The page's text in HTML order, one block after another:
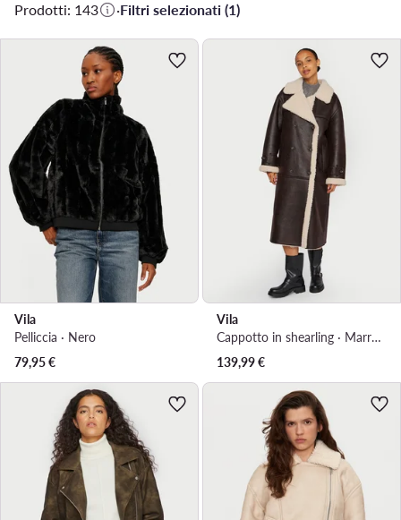
Prodotti: 143 ·Filtri selezionati (1)
Vila
Pelliccia · Nero
79,95€
Vila
Cappotto in shearling · Marrone
139,99€